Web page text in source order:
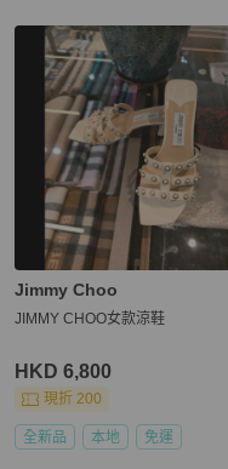
Jimmy Choo
JIMMY CHOO女款涼鞋
HKD 6,800
現折 200
全新品 本地 免運